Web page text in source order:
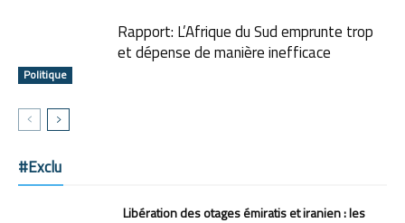
Politique
Rapport: L’Afrique du Sud emprunte trop
et dépense de manière inefficace
#Exclu
Libération des otages émiratis et iranien : les